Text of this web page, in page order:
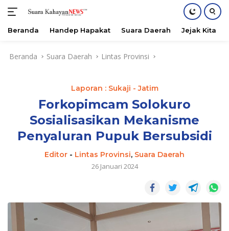
Beranda Handep Hapakat Suara Daerah Jejak Kita
Beranda Suara Daerah Lintas Provinsi
Laporan : Sukaji - Jatim
Forkopimcam Solokuro
Sosialisasikan Mekanisme
Penyaluran Pupuk Bersubsidi
Editor - Lintas Provinsi, Suara Daerah
26 Januari 2024